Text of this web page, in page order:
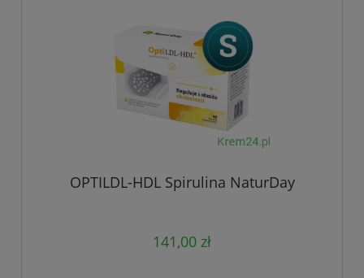
OPTILDL-HDL Spirulina NaturDay
141,00 zł